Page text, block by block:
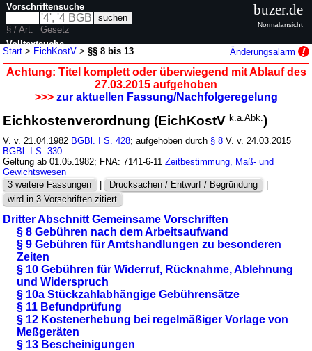
Start > EichKostV >§§ 8 bis 13 Änderungsalarm
Achtung: Titel komplett oder überwiegend mit Ablauf des
27.03.2015 aufgehoben
>>> zur aktuellen Fassung/Nachfolgeregelung
Eichkostenverordnung (EichKostVk.a.Abk.)
V. v. 21.04.1982 BGBl. I S. 428; aufgehoben durch § 8 V. v. 24.03.2015
BGBl. I S. 330
Geltung ab 01.05.1982; FNA: 7141-6-11Zeitbestimmung, Maß- und
Gewichtswesen
3 weitere Fassungen
| Drucksachen / Entwurf / Begründung
|
wird in 3 Vorschriften zitiert
Dritter Abschnitt Gemeinsame Vorschriften
§ 8 Gebühren nach dem Arbeitsaufwand
§ 9 Gebühren für Amtshandlungen zu besonderen
Zeiten
§ 10 Gebühren für Widerruf, Rücknahme, Ablehnung
und Widerspruch
§ 10a Stückzahlabhängige Gebührensätze
§ 11 Befundprüfung
§ 12 Kostenerhebung bei regelmäßiger Vorlage von
Meßgeräten
§ 13 Bescheinigungen
Vorschriftensuche
§ / Art.
Gesetz
Volltextsuche
nur in EichKostV
buzer.de
Normalansicht